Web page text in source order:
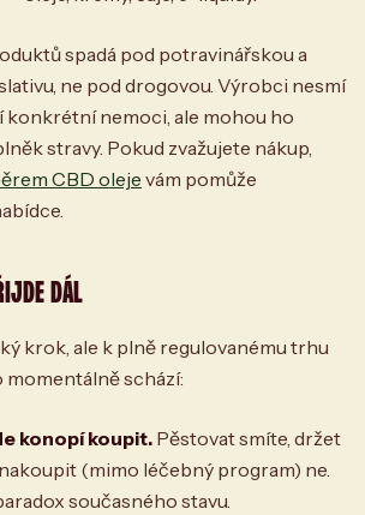
spadá pod potravinářskou a
ne pod drogovou. Výrobci nesmí
konkrétní nemoci, ale mohou ho
stravy. Pokud zvažujete nákup,
CBD olejevám pomůže
DÁL
krok, ale k plně regulovanému trhu
momentálně schází:
konopí koupit. Pěstovat smíte, držet
(mimo léčebný program) ne.
současného stavu.